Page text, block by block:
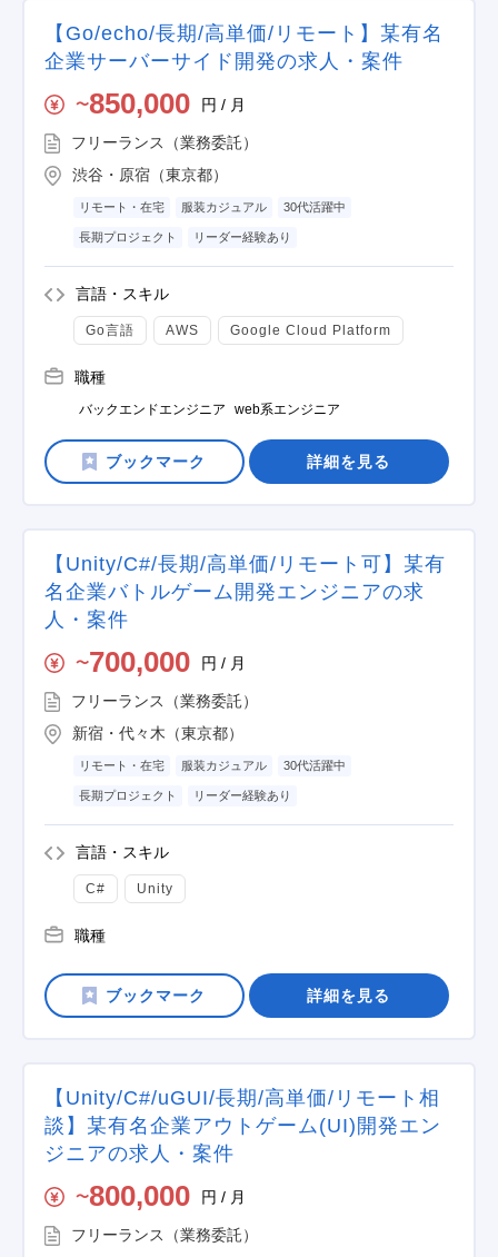
【Go/echo/長期/高単価/リモート】某有名
企業サーバーサイド開発の求人・案件
〜850,000 円 / 月
フリーランス（業務委託）
渋谷・原宿（東京都）
リモート・在宅 服装カジュアル 30代活躍中
長期プロジェクト リーダー経験あり
言語・スキル
Go言語 AWS Google Cloud Platform
職種
バックエンドエンジニア web系エンジニア
詳細を見る
【Unity/C#/長期/高単価/リモート可】某有
名企業バトルゲーム開発エンジニアの求
人・案件
〜700,000 円 / 月
フリーランス（業務委託）
新宿・代々木（東京都）
リモート・在宅 服装カジュアル 30代活躍中
長期プロジェクト リーダー経験あり
言語・スキル
C# Unity
職種
詳細を見る
【Unity/C#/uGUI/長期/高単価/リモート相
談】某有名企業アウトゲーム(UI)開発エン
ジニアの求人・案件
〜800,000 円 / 月
フリーランス（業務委託）